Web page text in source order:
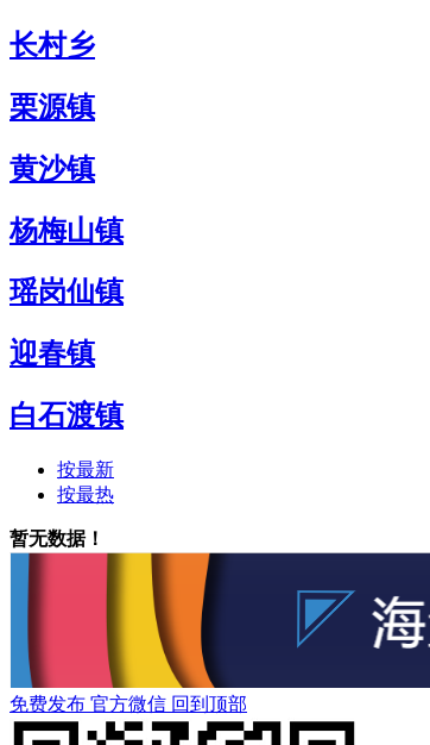
长村乡
栗源镇
黄沙镇
杨梅山镇
瑶岗仙镇
迎春镇
白石渡镇
按最新
按最热
暂无数据！
免费发布 官方微信 回到顶部